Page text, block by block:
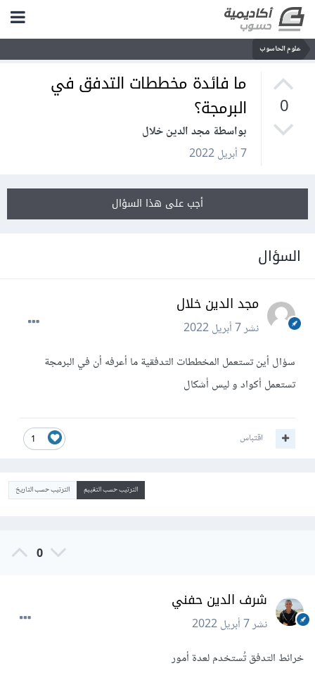
علوم الحاسوب
0
ما فائدة مخططات التدفق في
البرمجة؟
بواسطة مجد الدين خلال
7 أبريل 2022
أجب على هذا السؤال
السؤال
مجد الدين خلال
نشر7 أبريل 2022
سؤال أين تستعمل المخططات التدفقية ما أعرفه أن في البرمجة
تستعمل أكواد و ليس أشكال
1 اقتباس
الترتيب حسب التقييم الترتيب حسب التاريخ
0
شرف الدين حفني
نشر7 أبريل 2022
خرائط التدفق تُستخدم لعدة أمور